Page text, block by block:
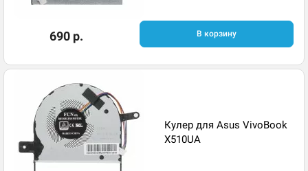
690 р. В корзину
Кулер для Asus VivoBook
X510UA